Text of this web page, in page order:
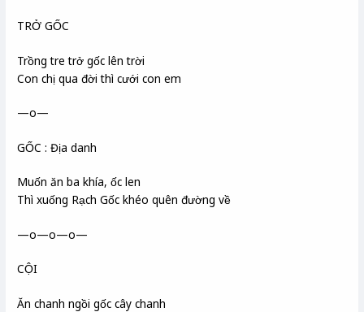
TRỞ GỐC
Trồng tre trở gốc lên trời
Con chị qua đời thì cưới con em
—o—
GỐC : Địa danh
Muốn ăn ba khía, ốc len
Thì xuống Rạch Gốc khéo quên đường về
—o—o—o—
CỘI
Ăn chanh ngồi gốc cây chanh